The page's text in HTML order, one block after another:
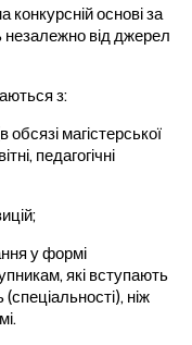
конкурсній основі за
від джерел
з:
обсязі магістерської
педагогічні
у формі
які вступають
(спеціальності), ніж